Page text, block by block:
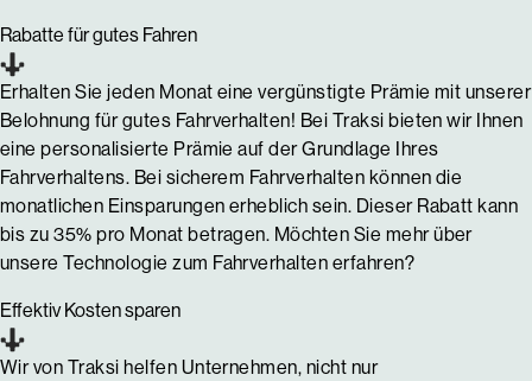
Rabatte für gutes Fahren
Erhalten Sie jeden Monat eine vergünstigte Prämie mit unserer
Belohnung für gutes Fahrverhalten! Bei Traksi bieten wir Ihnen
eine personalisierte Prämie auf der Grundlage Ihres
Fahrverhaltens. Bei sicherem Fahrverhalten können die
monatlichen Einsparungen erheblich sein. Dieser Rabatt kann
bis zu 35% pro Monat betragen. Möchten Sie mehr über
unsere Technologie zum Fahrverhalten erfahren?
Effektiv Kosten sparen
Wir von Traksi helfen Unternehmen, nicht nur